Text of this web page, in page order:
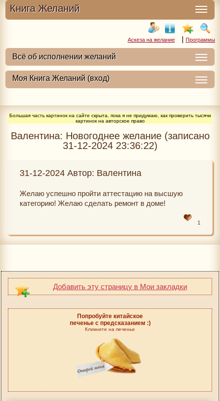
Книга Желаний
Аскеза на желание | Программы
Большая часть картинок на сайте скрыта, пока я не придумаю, как проверить тысячи
картинок на авторское право
Валентина: Новогоднее желание (записано
31-12-2024 23:36:22)
31-12-2024 Автор: Валентина
Желаю успешно пройти аттестацию на высшую
категорию! Желаю сделать ремонт в доме!
1
Добавить эту страницу в Мои закладки
Попробуйте китайское
печенье с предсказанием :)
Кликните на печенье